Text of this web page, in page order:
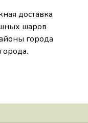
доставка
шаров
города